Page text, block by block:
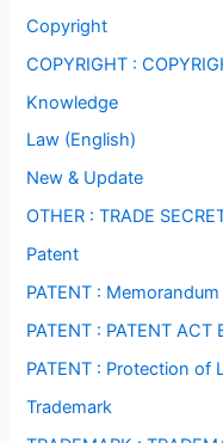
Copyright
COPYRIGHT :
Knowledge
Law (English)
New & Update
OTHER : TRADE
Patent
PATENT :
PATENT : PATENT ACT
PATENT : Protection of
Trademark